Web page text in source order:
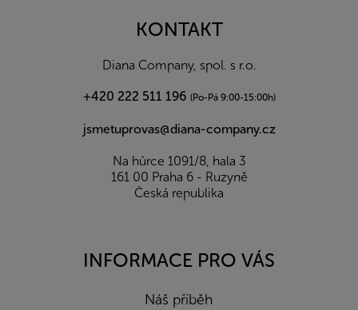
KONTAKT
Diana Company, spol. s r.o.
+420 222 511 196 (Po-Pá 9:00-15:00h)
jsmetuprovas@diana-company.cz
Na hůrce 1091/8, hala 3
161 00 Praha 6 - Ruzyně
Česká republika
INFORMACE PRO VÁS
Náš příběh